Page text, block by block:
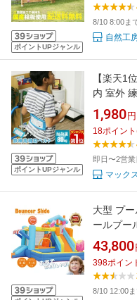
ポイントUPジャンル
8/10 8:00ま
自然工
ポイントUPジャンル
【楽天1
内 室外
ト 補助ベ
供 キッ
料][メー
1,980 円
18ポイント
即日〜2営業
マック
大型 プ
ールプー
大型遊具
べりだい
ールハウ
43,800
398ポイン
8/10 12:00